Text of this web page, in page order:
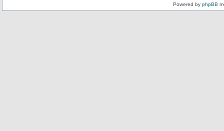
Powered by phpBB